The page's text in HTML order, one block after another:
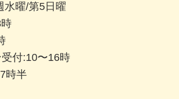
水曜/第5日曜
受付:10〜16時
時半